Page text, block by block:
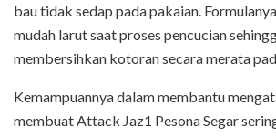
bau tidak sedap pada pakaian.
mudah larut saat proses pencucian
membersihkan kotoran secara merata
Kemampuannya dalam membantu
membuat Attack Jaz1 Pesona Segar